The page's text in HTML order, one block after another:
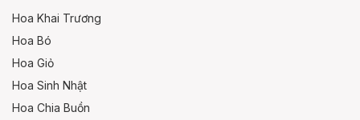
Hoa Khai Trương
Hoa Bó
Hoa Giỏ
Hoa Sinh Nhật
Hoa Chia Buồn